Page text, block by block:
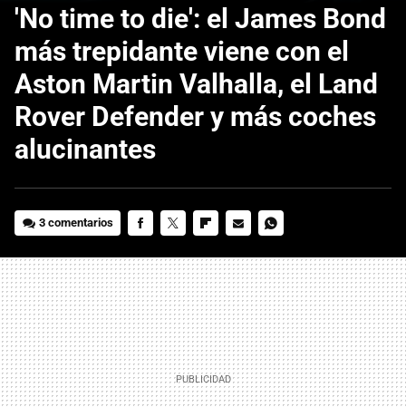
'No time to die': el James Bond
más trepidante viene con el
Aston Martin Valhalla, el Land
Rover Defender y más coches
alucinantes
3 comentarios
MAIL